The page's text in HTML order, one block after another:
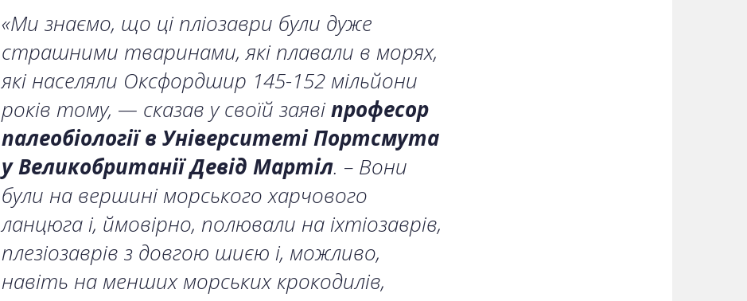
«Ми знаємо, що ці пліозаври були дуже
страшними тваринами, які плавали в морях,
які населяли Оксфордшир 145-152 мільйони
років тому, — сказав у своїй заявіпрофесор
палеобіології в Університеті Портсмута
у Великобританії Девід Мартіл. – Вони
були на вершині морського харчового
ланцюга і, ймовірно, полювали на іхтіозаврів,
плезіозаврів з довгою шиєю і, можливо,
навіть на менших морських крокодилів,